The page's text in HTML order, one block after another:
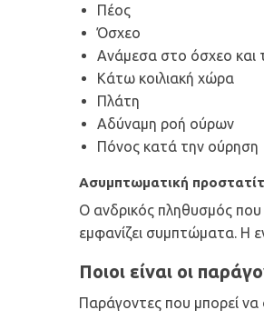
Πέος
Όσχεο
Ανάμεσα στο όσχεο και
Κάτω κοιλιακή χώρα
Πλάτη
Αδύναμη ροή ούρων
Πόνος κατά την ούρηση
Ασυμπτωματική
Ο ανδρικός πληθυσμός που
εμφανίζει συμπτώματα. Η
Ποιοι είναι οι
Παράγοντες που μπορεί να